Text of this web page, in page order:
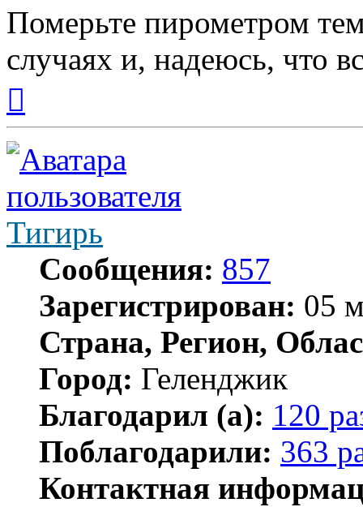
Померьте пирометром
случаях и, надеюсь, что
началу
Тигирь
Сообщения: 857
Зарегистрирован: 05
Страна, Регион,
Город: Геленджик
Благодарил (а): 120
Поблагодарили: 363
Контактная